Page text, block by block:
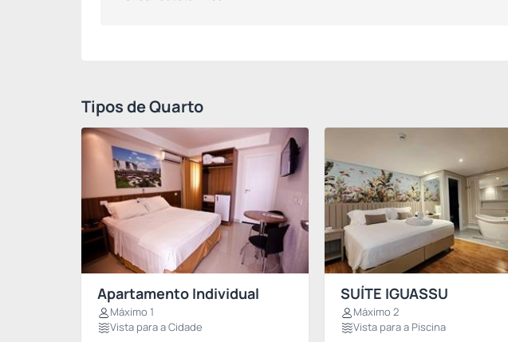
Tipos de Quarto
Apartamento Individual
Máximo 1
Vista para a Cidade
SUÍTE IGUASSU
Máximo 2
Vista para a Piscina